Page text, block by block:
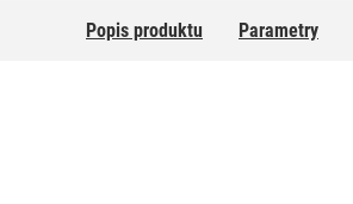
Popis produktu Parametry